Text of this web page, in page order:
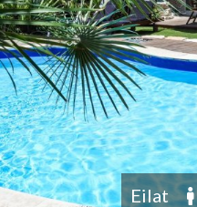
Eilat